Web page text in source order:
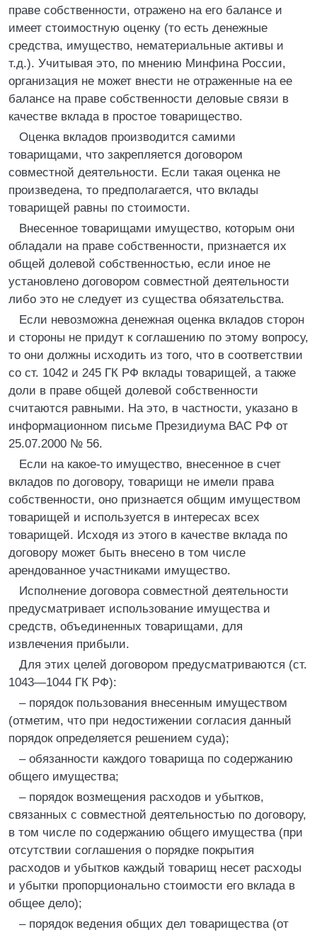
праве собственности, отражено на его балансе и
имеет стоимостную оценку (то есть денежные
средства, имущество, нематериальные активы и
т.д.). Учитывая это, по мнению Минфина России,
организация не может внести не отраженные на ее
балансе на праве собственности деловые связи в
качестве вклада в простое товарищество.
Оценка вкладов производится самими
товарищами, что закрепляется договором
совместной деятельности. Если такая оценка не
произведена, то предполагается, что вклады
товарищей равны по стоимости.
Внесенное товарищами имущество, которым они
обладали на праве собственности, признается их
общей долевой собственностью, если иное не
установлено договором совместной деятельности
либо это не следует из существа обязательства.
Если невозможна денежная оценка вкладов сторон
и стороны не придут к соглашению по этому вопросу,
то они должны исходить из того, что в соответствии
со ст. 1042 и 245 ГК РФ вклады товарищей, а также
доли в праве общей долевой собственности
считаются равными. На это, в частности, указано в
информационном письме Президиума ВАС РФ от
25.07.2000 № 56.
Если на какое-то имущество, внесенное в счет
вкладов по договору, товарищи не имели права
собственности, оно признается общим имуществом
товарищей и используется в интересах всех
товарищей. Исходя из этого в качестве вклада по
договору может быть внесено в том числе
арендованное участниками имущество.
Исполнение договора совместной деятельности
предусматривает использование имущества и
средств, объединенных товарищами, для
извлечения прибыли.
Для этих целей договором предусматриваются (ст.
1043—1044 ГК РФ):
– порядок пользования внесенным имуществом
(отметим, что при недостижении согласия данный
порядок определяется решением суда);
– обязанности каждого товарища по содержанию
общего имущества;
– порядок возмещения расходов и убытков,
связанных с совместной деятельностью по договору,
в том числе по содержанию общего имущества (при
отсутствии соглашения о порядке покрытия
расходов и убытков каждый товарищ несет расходы
и убытки пропорционально стоимости его вклада в
общее дело);
– порядок ведения общих дел товарищества (от